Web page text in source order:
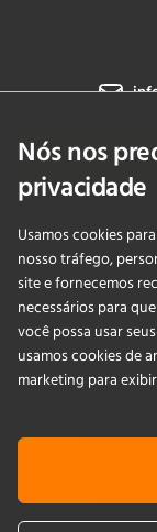
Nós nos
privacidade
Usamos cookies
nosso tráfego,
site e fornecemos
necessários para
você possa usar
usamos cookies de
marketing para
PRODUCTS
APLICAÇÕES
SERVIÇOS
EMPRESA
KNOWLEDGE